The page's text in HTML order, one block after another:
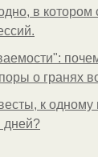
в котором
о гранях
к одному
дней?